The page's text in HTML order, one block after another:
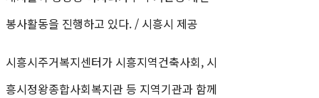
봉사활동을 진행하고 있다. / 시흥시 제공
시흥시주거복지센터가 시흥지역건축사회, 시
흥시정왕종합사회복지관 등 지역기관과 함께